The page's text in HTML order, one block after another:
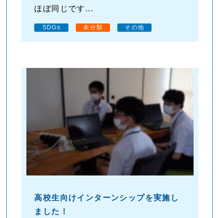
ほぼ同じです...
SDGs 未分類 その他
高校生向けインターンシップを実施し
ました！